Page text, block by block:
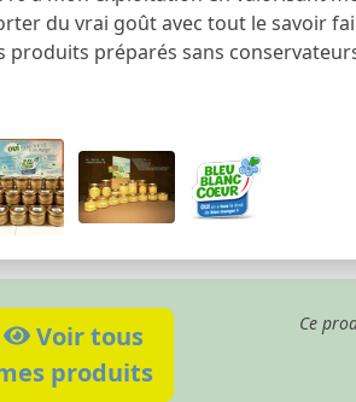
du vrai goût avec tout le savoir
préparés sans
Voir tous
produits
Ce